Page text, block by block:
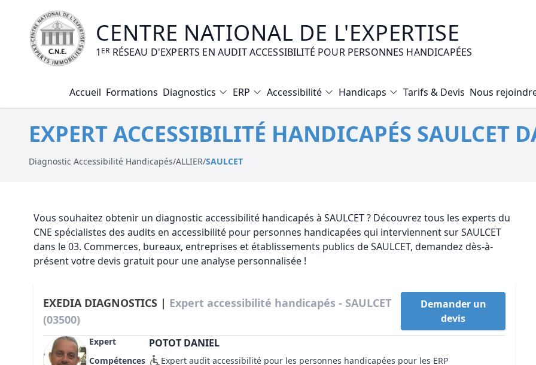
CENTRE NATIONAL DE L'EXPERTISE
1 ER RÉSEAU D'EXPERTS EN AUDIT ACCESSIBILITÉ POUR PERSONNES HANDICAPÉES
Accueil Formations Diagnostics
Diagnostic Electrique
Diagnostic Gaz
Diagnostic Plomb
Certificat d’Habitabilité
ERP Accessibilité Handicaps Tarifs & Devis Nous
EXPERT ACCESSIBILITÉ HANDICAPÉS SAULCET
Diagnostic Accessibilité Handicapés/ALLIER/SAULCET
Vous souhaitez obtenir un diagnostic accessibilité handicapés à SAULCET ? Découvrez tous les experts du
CNE spécialistes des audits en accessibilité pour personnes handicapées qui interviennent sur SAULCET
dans le 03. Commerces, bureaux, entreprises et établissements publics de SAULCET, demandez dès-à-
présent votre devis gratuit pour une analyse personnalisée !
EXEDIA DIAGNOSTICS | Expert accessibilité handicapés - SAULCET
(03500)
Demander un
devis
Expert POTOT DANIEL
Compétences
Expert audit accessibilité pour les personnes handicapées pour les ERP